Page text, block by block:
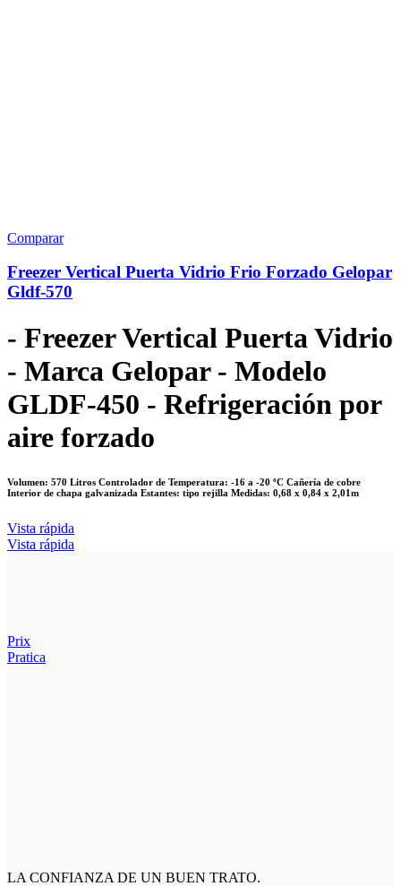
Comparar
Freezer Vertical Puerta Vidrio Frio Forzado Gelopar
Gldf-570
- Freezer Vertical Puerta Vidrio
- Marca Gelopar - Modelo
GLDF-450 - Refrigeración por
aire forzado
Volumen: 570 Litros Controlador de Temperatura: -16 a -20 ºC Cañería de cobre
Interior de chapa galvanizada Estantes: tipo rejilla Medidas: 0,68 x 0,84 x 2,01m
Vista rápida
Vista rápida
Prix
Pratica
LA CONFIANZA DE UN BUEN TRATO.